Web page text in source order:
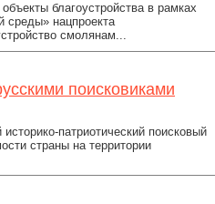
благоустройства в рамках
среды» нацпроекта
смолянам...
поисковиками
патриотический поисковый
страны на территории